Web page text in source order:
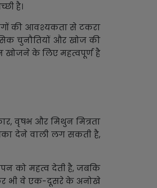
है।
की आवश्यकता से टकरा
चुनौतियों और खोज की
खोजने के लिए महत्वपूर्ण है
वृषभ और मिथुन मित्रता
देने वाली लग सकती है,
को महत्व देती है, जबकि
भी वे एक-दूसरे के अनोखे